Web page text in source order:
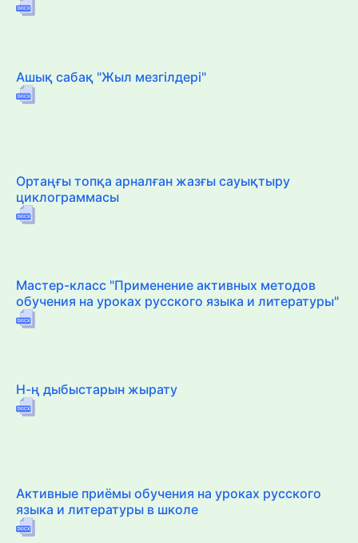
Ашық сабақ "Жыл мезгілдері"
Ортаңғы топқа арналған жазғы сауықтыру
циклограммасы
Мастер-класс "Применение активных методов
обучения на уроках русского языка и литературы"
Н-ң дыбыстарын жырату
Активные приёмы обучения на уроках русского
языка и литературы в школе